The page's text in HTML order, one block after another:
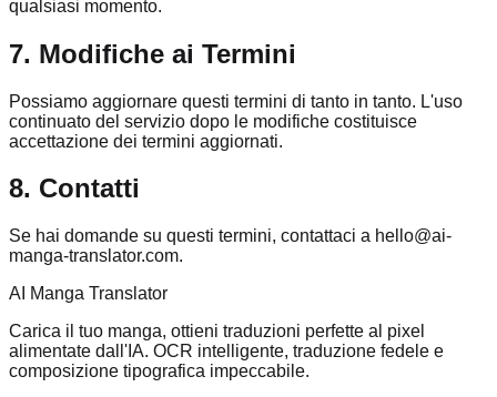
qualsiasi momento.
7. Modifiche ai Termini
Possiamo aggiornare questi termini di tanto in tanto. L'uso
continuato del servizio dopo le modifiche costituisce
accettazione dei termini aggiornati.
8. Contatti
Se hai domande su questi termini, contattaci a hello@ai-
manga-translator.com.
AI Manga Translator
Carica il tuo manga, ottieni traduzioni perfette al pixel
alimentate dall'IA. OCR intelligente, traduzione fedele e
composizione tipografica impeccabile.